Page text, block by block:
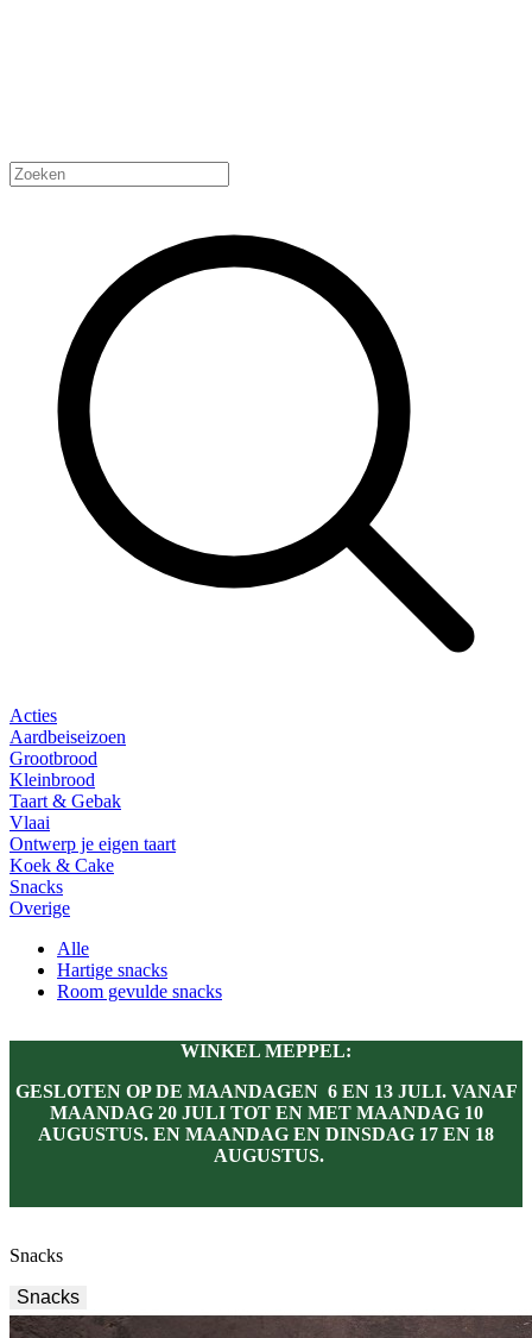
Acties
Aardbeiseizoen
Grootbrood
Kleinbrood
Taart & Gebak
Vlaai
Ontwerp je eigen taart
Koek & Cake
Snacks
Overige
Alle
Hartige snacks
Room gevulde snacks
WINKEL MEPPEL:
GESLOTEN OP DE MAANDAGEN 6 EN 13 JULI. VANAF
MAANDAG 20 JULI TOT EN MET MAANDAG 10
AUGUSTUS. EN MAANDAG EN DINSDAG 17 EN 18
AUGUSTUS.
Snacks
Snacks